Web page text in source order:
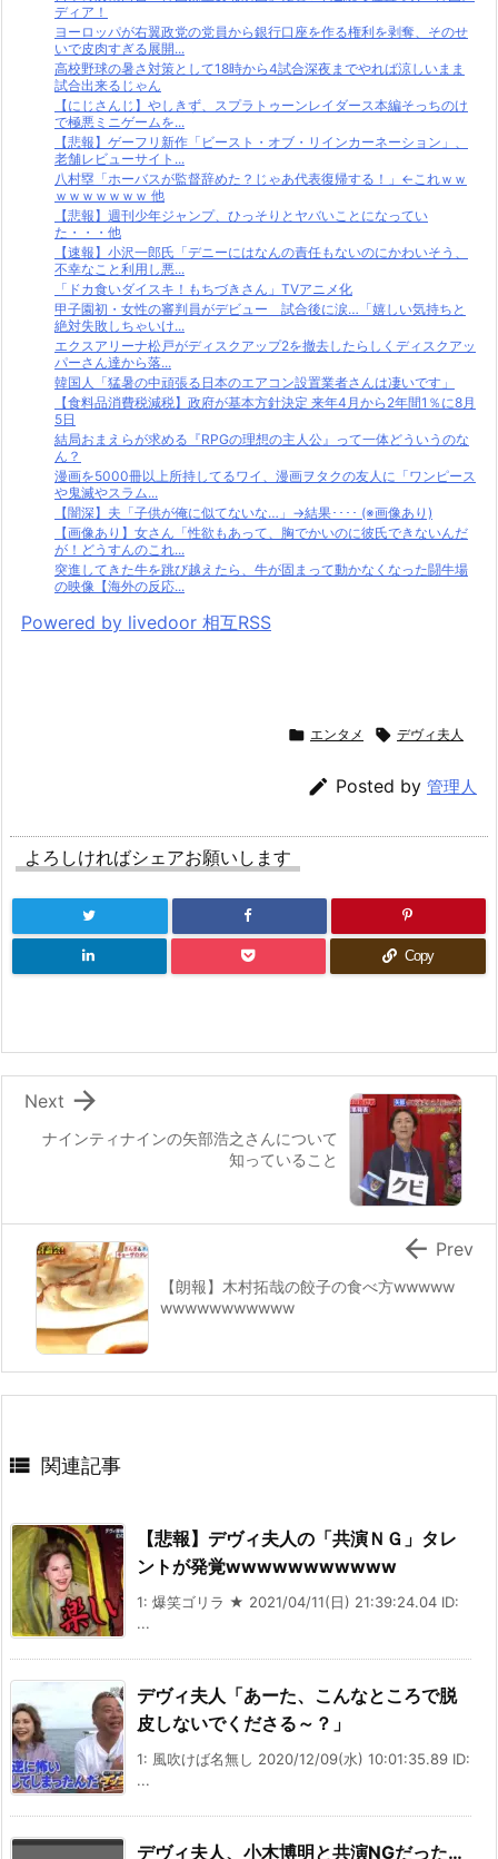
ディア！
ヨーロッパが右翼政党の党員から銀行口座を作る権利を剥奪、そのせ
いで皮肉すぎる展開...
高校野球の暑さ対策として18時から4試合深夜までやれば涼しいまま
試合出来るじゃん
【にじさんじ】やしきず、スプラトゥーンレイダース本編そっちのけ
で極悪ミニゲームを...
【悲報】ゲーフリ新作「ビースト・オブ・リインカーネーション」、
老舗レビューサイト...
八村塁「ホーバスが監督辞めた？じゃあ代表復帰する！」←これｗｗ
ｗｗｗｗｗｗｗ 他
【悲報】週刊少年ジャンプ、ひっそりとヤバいことになってい
た・・・他
【速報】小沢一郎氏「デニーにはなんの責任もないのにかわいそう、
不幸なこと利用し悪...
「ドカ食いダイスキ！もちづきさん」TVアニメ化
甲子園初・女性の審判員がデビュー 試合後に涙…「嬉しい気持ちと
絶対失敗しちゃいけ...
エクスアリーナ松戸がディスクアップ2を撤去したらしくディスクアッ
パーさん達から落...
韓国人「猛暑の中頑張る日本のエアコン設置業者さんは凄いです」
【食料品消費税減税】政府が基本方針決定 来年4月から2年間1％に8月
5日
結局おまえらが求める『RPGの理想の主人公』って一体どういうのな
ん？
漫画を5000冊以上所持してるワイ、漫画ヲタクの友人に「ワンピース
や鬼滅やスラム...
【闇深】夫「子供が俺に似てないな…」→結果････ (※画像あり)
【画像あり】女さん「性欲もあって、胸でかいのに彼氏できないんだ
が！どうすんのこれ...
突進してきた牛を跳び越えたら、牛が固まって動かなくなった闘牛場
の映像【海外の反応...
Powered by livedoor 相互RSS
 エンタメ  デヴィ夫人
 Posted by 管理人
よろしければシェアお願いします
Copy
ナインティナインの矢部浩之さんについて
知っていること

Next
【朗報】木村拓哉の餃子の食べ方wwwww
wwwwwwwwwww
 Prev
 関連記事
【悲報】デヴィ夫人の「共演ＮＧ」タレ
ントが発覚wwwwwwwwwww
1: 爆笑ゴリラ ★ 2021/04/11(日) 21:39:24.04 ID:
...
デヴィ夫人「あーた、こんなところで脱
皮しないでくださる～？」
1: 風吹けば名無し 2020/12/09(水) 10:01:35.89 ID:
...
デヴィ夫人、小木博明と共演NGだった…